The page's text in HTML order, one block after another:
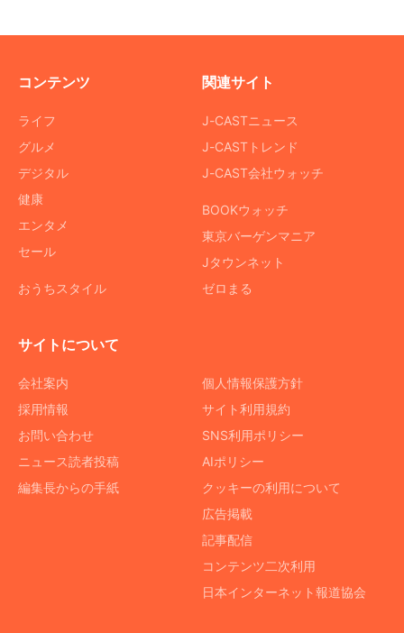
コンテンツ
ライフ
グルメ
デジタル
健康
エンタメ
セール
おうちスタイル
関連サイト
J-CASTニュース
J-CASTトレンド
J-CAST会社ウォッチ
BOOKウォッチ
東京バーゲンマニア
Jタウンネット
ゼロまる
サイトについて
会社案内
採用情報
お問い合わせ
ニュース読者投稿
編集長からの手紙
個人情報保護方針
サイト利用規約
SNS利用ポリシー
AIポリシー
クッキーの利用について
広告掲載
記事配信
コンテンツ二次利用
日本インターネット報道協会